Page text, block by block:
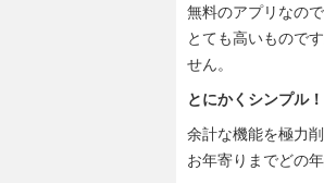
無料のアプリなの
とても高いもので
せん。
とにかくシンプル
余計な機能を極力
お年寄りまでどの